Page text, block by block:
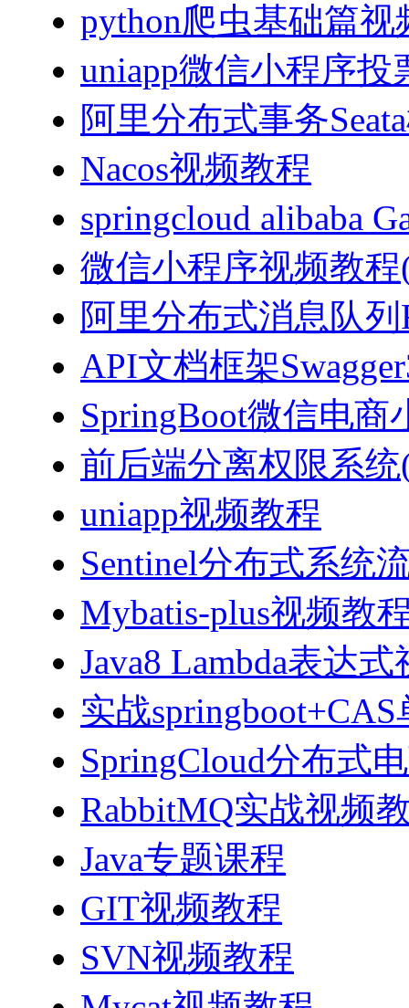
python爬虫基础篇视
uniapp微信小程序投
阿里分布式事务
Nacos视频教程
springcloud alibaba
微信小程序视频教程
阿里分布式消息队
API文档框架
SpringBoot微信电商
前后端分离权限系统
uniapp视频教程
Sentinel分布式系统
Mybatis-plus视频教
Java8 Lambda表达
实战
SpringCloud分布式
RabbitMQ实战视频
Java专题课程
GIT视频教程
SVN视频教程